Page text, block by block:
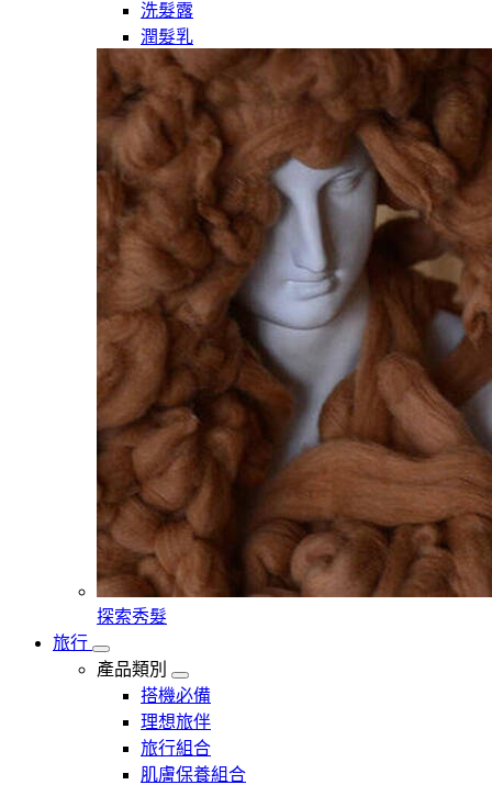
洗髮露
潤髮乳
探索秀髮
旅行
產品類別
搭機必備
理想旅伴
旅行組合
肌膚保養組合